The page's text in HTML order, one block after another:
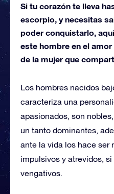
Si tu corazón te lleva
escorpio, y necesitas
poder conquistarlo,
este hombre en el
de la mujer que
Los hombres nacidos
caracteriza una
apasionados, son
un tanto dominantes,
ante la vida los hace ser
impulsivos y atrevidos,
vengativos.